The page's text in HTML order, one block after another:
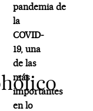
pandemia de
la
COVID-
19, una
de las
más
importantes
en lo